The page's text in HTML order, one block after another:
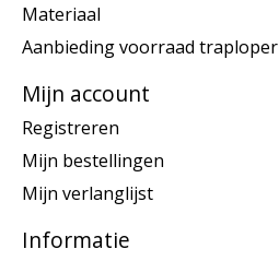
Materiaal
Aanbieding voorraad traploper
Mijn account
Registreren
Mijn bestellingen
Mijn verlanglijst
Informatie